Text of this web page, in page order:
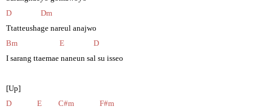
D Dm
Ttatteushage nareul anajwo
Bm E D
I sarang ttaemae naneun sal su isseo
[Up]
D E C#m F#m